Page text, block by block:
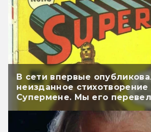
В сети впервые
неизданное стихотворение
Супермене. Мы его